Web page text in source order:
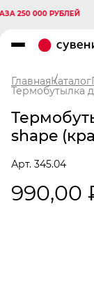
000 РУБЛЕЙ
ГлавнаяКаталог
Термобутылка
shape
Арт. 345.04
990,00